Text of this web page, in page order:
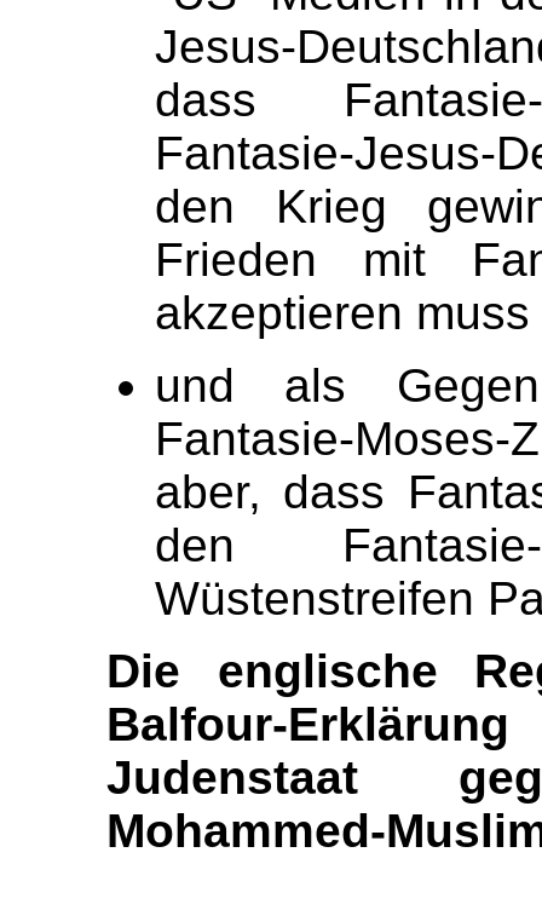
Jesus-
dass
Fantasie-
den Krieg
Frieden mit
akzeptieren muss
und als
Fantasie-Moses-
aber, dass
den Fantasie-
Wüstenstreifen
Die englische
Balfour-
Judenstaat
Mohammed-